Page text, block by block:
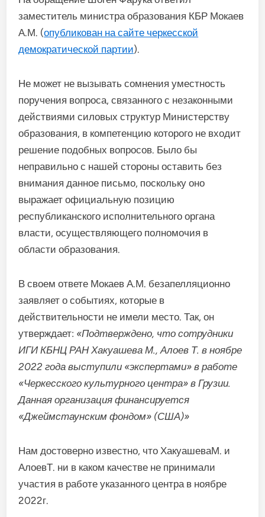
заместитель министра образования КБР Мокаев
А.М. (опубликован на сайте черкесской
демократической партии).
Не может не вызывать сомнения уместность
поручения вопроса, связанного с незаконными
действиями силовых структур Министерству
образования, в компетенцию которого не входит
решение подобных вопросов. Было бы
неправильно с нашей стороны оставить без
внимания данное письмо, поскольку оно
выражает официальную позицию
республиканского исполнительного органа
власти, осуществляющего полномочия в
области образования.
В своем ответе Мокаев А.М. безапелляционно
заявляет о событиях, которые в
действительности не имели место. Так, он
утверждает: «Подтверждено, что сотрудники
ИГИ КБНЦ РАН Хакуашева М., Алоев Т. в ноябре
2022 года выступили «экспертами» в работе
«Черкесского культурного центра» в Грузии.
Данная организация финансируется
«Джеймстаунским фондом» (США)»
Нам достоверно известно, что ХакуашеваМ. и
АлоевТ. ни в каком качестве не принимали
участия в работе указанного центра в ноябре
2022г.